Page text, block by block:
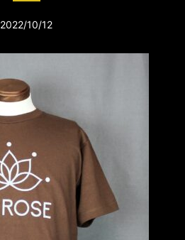
2022/10/12